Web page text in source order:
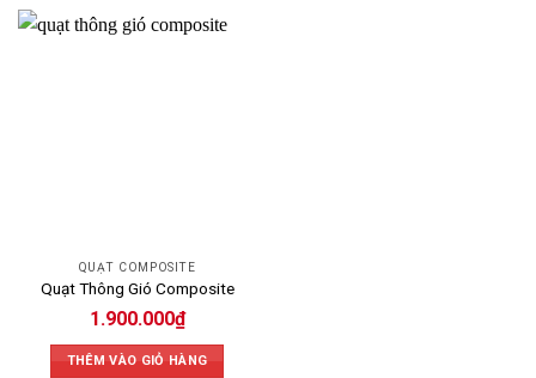
QUẠT COMPOSITE
Quạt Thông Gió Composite
1.900.000₫
THÊM VÀO GIỎ HÀNG